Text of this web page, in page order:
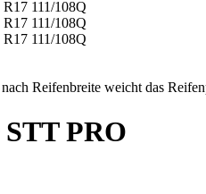
Reifenbreite weicht das
PRO